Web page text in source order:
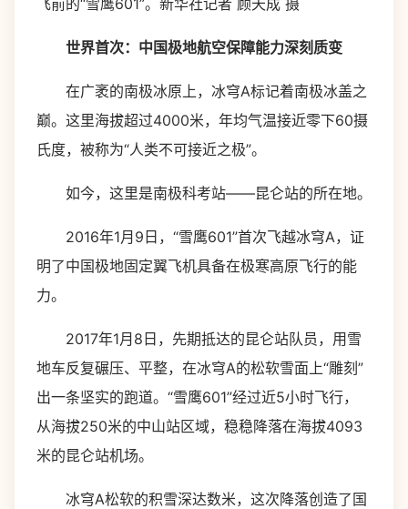
飞前的“雪鹰601”。新华社记者 顾天成 摄
世界首次：中国极地航空保障能力深刻质变
在广袤的南极冰原上，冰穹A标记着南极冰盖之
巅。这里海拔超过4000米，年均气温接近零下60摄
氏度，被称为“人类不可接近之极”。
如今，这里是南极科考站——昆仑站的所在地。
2016年1月9日，“雪鹰601”首次飞越冰穹A，证
明了中国极地固定翼飞机具备在极寒高原飞行的能
力。
2017年1月8日，先期抵达的昆仑站队员，用雪
地车反复碾压、平整，在冰穹A的松软雪面上“雕刻”
出一条坚实的跑道。“雪鹰601”经过近5小时飞行，
从海拔250米的中山站区域，稳稳降落在海拔4093
米的昆仑站机场。
冰穹A松软的积雪深达数米，这次降落创造了国